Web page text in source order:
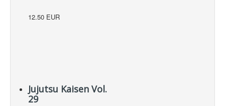
12.50 EUR
Jujutsu Kaisen Vol.
29